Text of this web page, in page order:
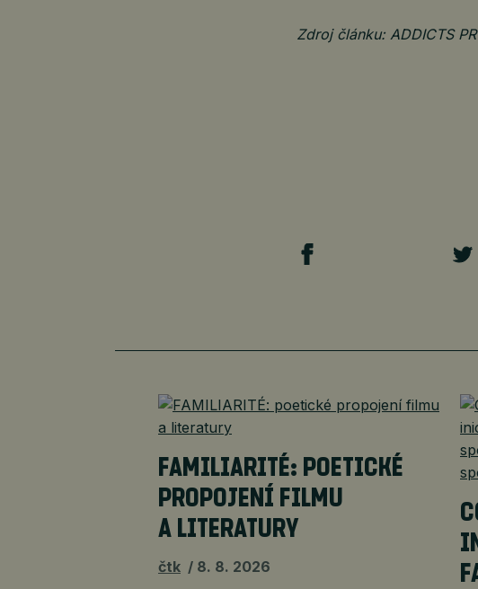
Zdroj článku: ADDICTS PR
FAMILIARITÉ: POETICKÉ
PROPOJENÍ FILMU
A LITERATURY
čtk 8. 8. 2026